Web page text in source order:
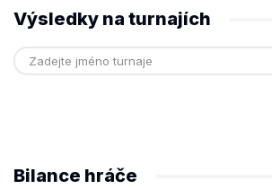
Výsledky na turnajích
Bilance hráče